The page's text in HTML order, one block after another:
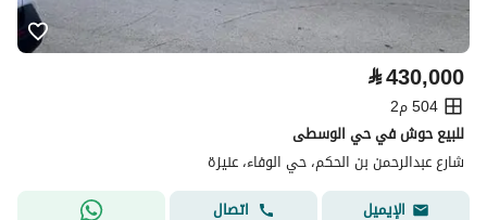
⃁430,000
504 م2
للبيع حوش في حي الوسطى
شارع عبدالرحمن بن الحكم، حي الوفاء، عنيزة
الإيميل
اتصال